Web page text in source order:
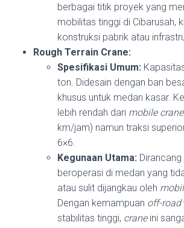
berbagai titik proyek yang
mobilitas tinggi di Cibarusah,
konstruksi pabrik atau
Rough Terrain Crane:
Spesifikasi Umum:
ton. Didesain dengan ban
khusus untuk medan kasar.
lebih rendah dari mobile crane
km/jam) namun traksi
6×6.
Kegunaan Utama: Dirancang
beroperasi di medan yang
atau sulit dijangkau oleh
Dengan kemampuan off-road
stabilitas tinggi, craneini